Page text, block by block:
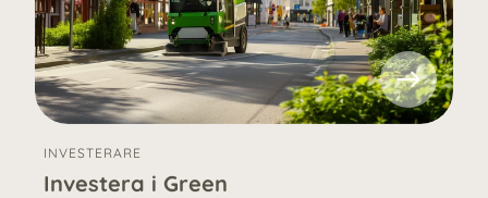
INVESTERARE
Investera i Green